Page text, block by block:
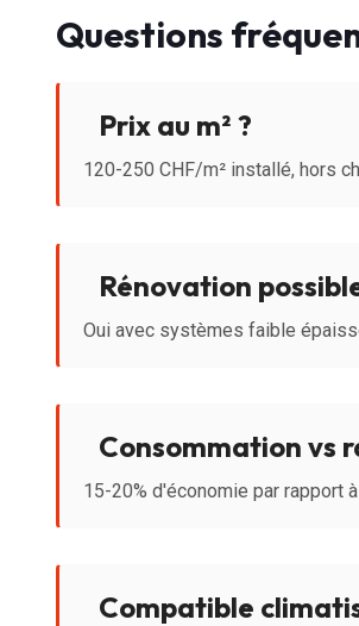
Questions
Prix au m² ?
120-250 CHF/m² installé, hors
Rénovation
Oui avec systèmes faible
Consommation vs
15-20% d'économie par rapport
Compatible